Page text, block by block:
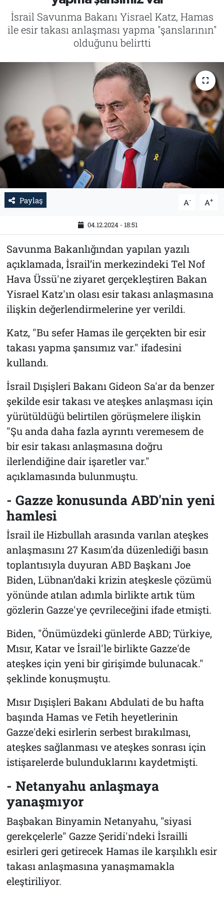
İsrail Savunma Bakanı Yisrael Katz, Hamas
ile esir takası anlaşması yapma "şanslarının"
olduğunu belirtti
Paylaş A- A+
04.12.2024 - 18:51
Savunma Bakanlığından yapılan yazılı
açıklamada, İsrail’in merkezindeki Tel Nof
Hava Üssü'ne ziyaret gerçekleştiren Bakan
Yisrael Katz'ın olası esir takası anlaşmasına
ilişkin değerlendirmelerine yer verildi.
Katz, "Bu sefer Hamas ile gerçekten bir esir
takası yapma şansımız var." ifadesini
kullandı.
İsrail Dışişleri Bakanı Gideon Sa'ar da benzer
şekilde esir takası ve ateşkes anlaşması için
yürütüldüğü belirtilen görüşmelere ilişkin
"Şu anda daha fazla ayrıntı veremesem de
bir esir takası anlaşmasına doğru
ilerlendiğine dair işaretler var."
açıklamasında bulunmuştu.
- Gazze konusunda ABD'nin yeni
hamlesi
İsrail ile Hizbullah arasında varılan ateşkes
anlaşmasını 27 Kasım'da düzenlediği basın
toplantısıyla duyuran ABD Başkanı Joe
Biden, Lübnan’daki krizin ateşkesle çözümü
yönünde atılan adımla birlikte artık tüm
gözlerin Gazze'ye çevrileceğini ifade etmişti.
Biden, "Önümüzdeki günlerde ABD; Türkiye,
Mısır, Katar ve İsrail'le birlikte Gazze'de
ateşkes için yeni bir girişimde bulunacak."
şeklinde konuşmuştu.
Mısır Dışişleri Bakanı Abdulati de bu hafta
başında Hamas ve Fetih heyetlerinin
Gazze'deki esirlerin serbest bırakılması,
ateşkes sağlanması ve ateşkes sonrası için
istişarelerde bulunduklarını kaydetmişti.
- Netanyahu anlaşmaya
yanaşmıyor
Başbakan Binyamin Netanyahu, "siyasi
gerekçelerle" Gazze Şeridi'ndeki İsrailli
esirleri geri getirecek Hamas ile karşılıklı esir
takası anlaşmasına yanaşmamakla
eleştiriliyor.
Tarih
İletişim